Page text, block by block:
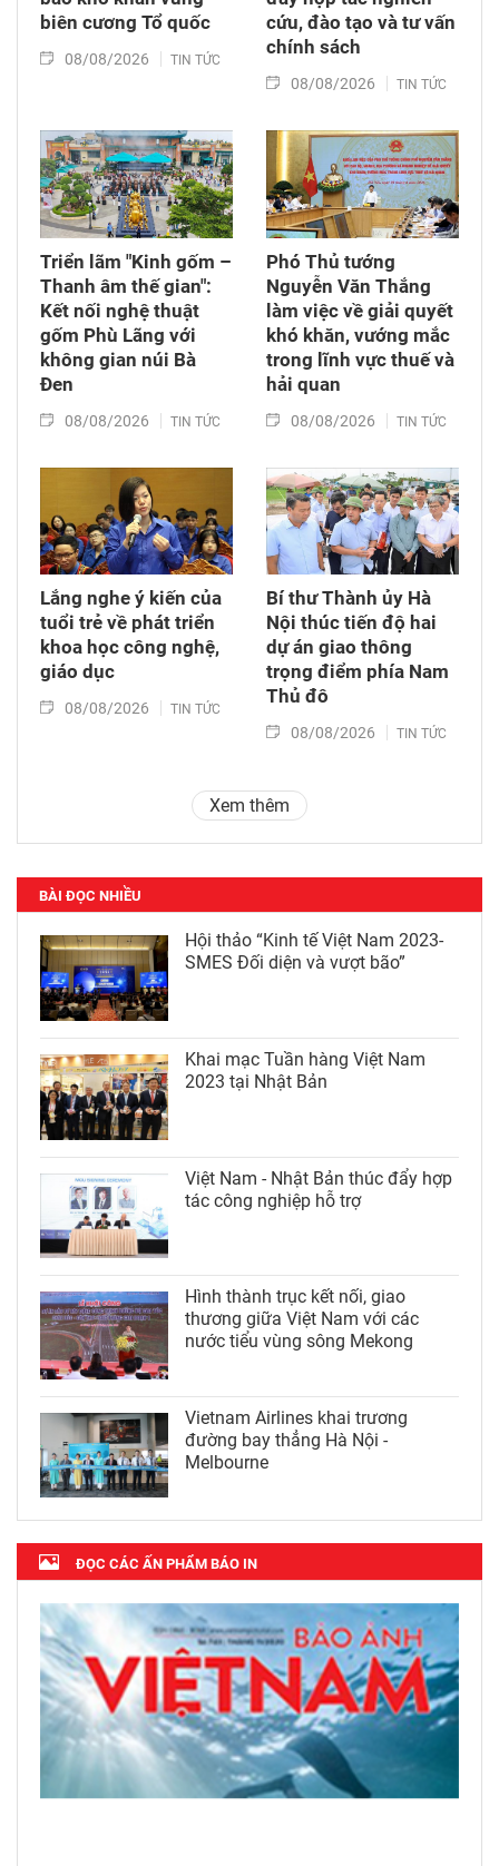
biên cương Tổ quốc
08/08/2026 TIN TỨC
cứu, đào tạo và tư vấn
chính sách
08/08/2026 TIN TỨC
Triển lãm "Kinh gốm –
Thanh âm thế gian":
Kết nối nghệ thuật
gốm Phù Lãng với
không gian núi Bà
Đen
08/08/2026 TIN TỨC
Phó Thủ tướng
Nguyễn Văn Thắng
làm việc về giải quyết
khó khăn, vướng mắc
trong lĩnh vực thuế và
hải quan
08/08/2026 TIN TỨC
Lắng nghe ý kiến của
tuổi trẻ về phát triển
khoa học công nghệ,
giáo dục
08/08/2026 TIN TỨC
Bí thư Thành ủy Hà
Nội thúc tiến độ hai
dự án giao thông
trọng điểm phía Nam
Thủ đô
08/08/2026 TIN TỨC
Xem thêm
BÀI ĐỌC NHIỀU
Hội thảo “Kinh tế Việt Nam 2023-
SMES Đối diện và vượt bão”
Khai mạc Tuần hàng Việt Nam
2023 tại Nhật Bản
Việt Nam - Nhật Bản thúc đẩy hợp
tác công nghiệp hỗ trợ
Hình thành trục kết nối, giao
thương giữa Việt Nam với các
nước tiểu vùng sông Mekong
Vietnam Airlines khai trương
đường bay thẳng Hà Nội -
Melbourne
ĐỌC CÁC ẤN PHẨM BÁO IN